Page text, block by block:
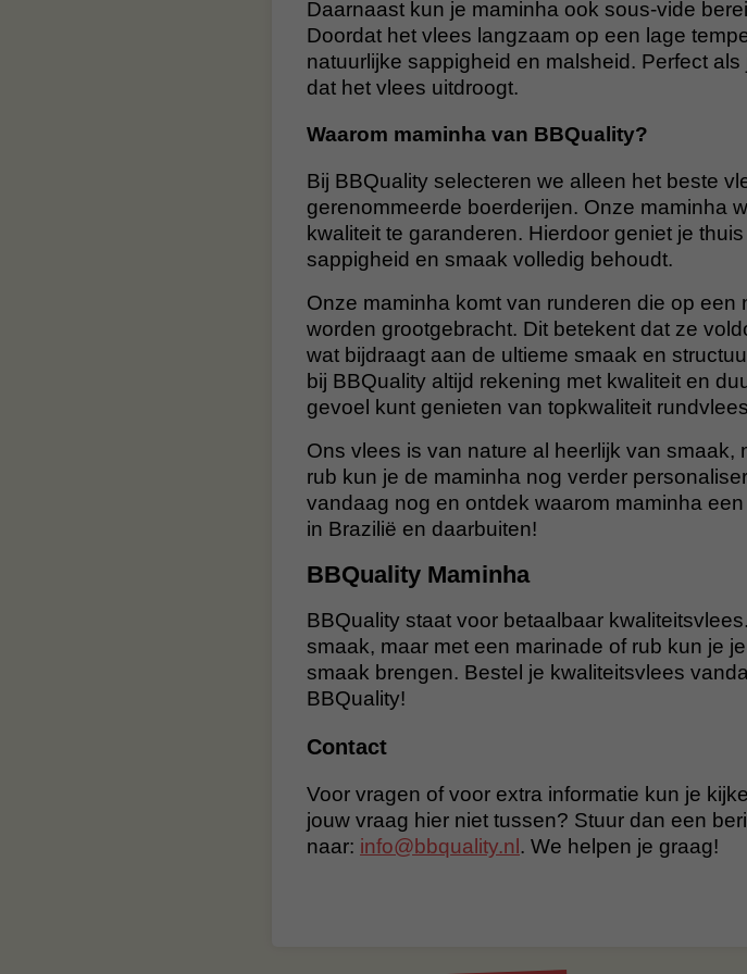
Daarnaast kun je maminha ook sous-vide
Doordat het vlees langzaam op een lage
natuurlijke sappigheid en malsheid. Perfect
dat het vlees uitdroogt.
Waarom maminha van BBQuality?
Bij BBQuality selecteren we alleen het beste
gerenommeerde boerderijen. Onze maminha
kwaliteit te garanderen. Hierdoor geniet je
sappigheid en smaak volledig behoudt.
Onze maminha komt van runderen die op
worden grootgebracht. Dit betekent dat ze
wat bijdraagt aan de ultieme smaak en
bij BBQuality altijd rekening met kwaliteit en
gevoel kunt genieten van topkwaliteit
Ons vlees is van nature al heerlijk van smaak,
rub kun je de maminha nog verder
vandaag nog en ontdek waarom maminha
in Brazilië en daarbuiten!
BBQuality Maminha
BBQuality staat voor betaalbaar
smaak, maar met een marinade of rub kun je
smaak brengen. Bestel je kwaliteitsvlees
BBQuality!
Contact
Voor vragen of voor extra informatie kun je
jouw vraag hier niet tussen? Stuur dan een
naar: info@bbquality.nl . We helpen je graag!